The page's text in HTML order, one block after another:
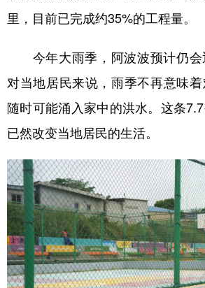
里，目前已完成约35%的工程量。
今年大雨季，阿波波预计仍会
对当地居民来说，雨季不再意味
随时可能涌入家中的洪水。这条
已然改变当地居民的生活。